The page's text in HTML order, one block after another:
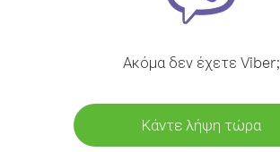
Ακόμα δεν έχετε Viber;
Κάντε λήψη τώρα